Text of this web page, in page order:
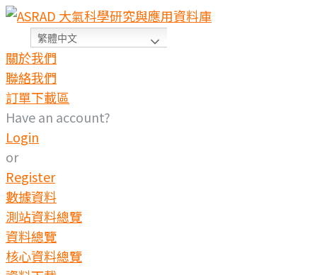
Skip
content
繁體中文
關於我們
聯絡我們
訂單下載區
Have an account?
Login
or
Register
數據資料
測站資料總覽
資料總覽
核心資料總覽